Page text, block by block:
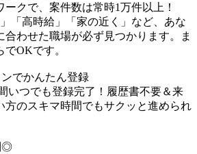
クで、案件数は常時1万件以上！
「高時給」「家の近く」など、あな
合わせた職場が必ず見つかります。ま
OKです。
でかんたん登録
いつでも登録完了！履歴書不要＆来
方のスキマ時間でもサクッと進められ
◎